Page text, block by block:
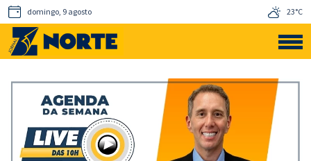
domingo, 9 agosto 23°C